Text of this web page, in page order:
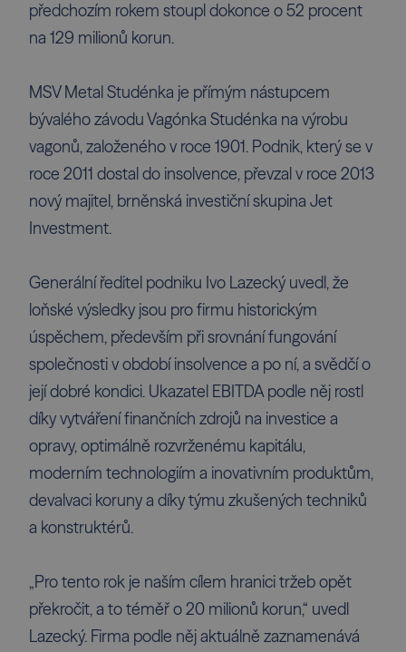
předchozím rokem stoupl dokonce o 52 procent
na 129 milionů korun.
MSV Metal Studénka je přímým nástupcem
bývalého závodu Vagónka Studénka na výrobu
vagonů, založeného v roce 1901. Podnik, který se v
roce 2011 dostal do insolvence, převzal v roce 2013
nový majitel, brněnská investiční skupina Jet
Investment.
Generální ředitel podniku Ivo Lazecký uvedl, že
loňské výsledky jsou pro firmu historickým
úspěchem, především při srovnání fungování
společnosti v období insolvence a po ní, a svědčí o
její dobré kondici. Ukazatel EBITDA podle něj rostl
díky vytváření finančních zdrojů na investice a
opravy, optimálně rozvrženému kapitálu,
moderním technologiím a inovativním produktům,
devalvaci koruny a díky týmu zkušených techniků
a konstruktérů.
„Pro tento rok je naším cílem hranici tržeb opět
překročit, a to téměř o 20 milionů korun,“ uvedl
Lazecký. Firma podle něj aktuálně zaznamenává